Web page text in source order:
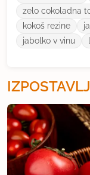
zelo cokoladna
kokoš rezine
jabolko v vinu